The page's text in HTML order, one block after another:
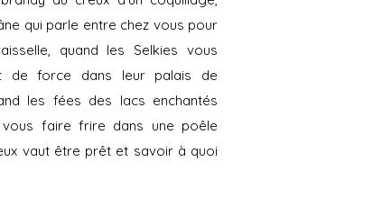
qui parle entre chez vous pour
quand les Selkies vous
de force dans leur palais de
les fées des lacs enchantés
vous faire frire dans une poêle
vaut être prêt et savoir à quoi